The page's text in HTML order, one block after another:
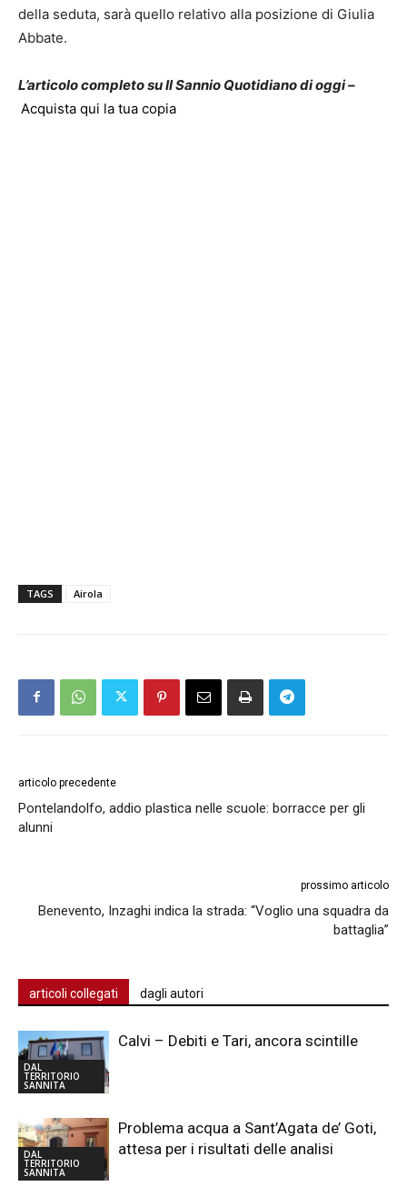
della seduta, sarà quello relativo alla posizione di Giulia
Abbate.
L’articolo completo su Il Sannio Quotidiano di oggi –
Acquista qui la tua copia
TAGS Airola
articolo precedente
Pontelandolfo, addio plastica nelle scuole: borracce per gli
alunni
prossimo articolo
Benevento, Inzaghi indica la strada: “Voglio una squadra da
battaglia”
articoli collegati dagli autori
DAL
TERRITORIO
SANNITA
Calvi – Debiti e Tari, ancora scintille
DAL
TERRITORIO
SANNITA
Problema acqua a Sant’Agata de’ Goti,
attesa per i risultati delle analisi